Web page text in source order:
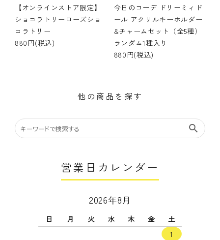
【オンラインストア限定】
ショコラトリーローズショ
コラトリー
880円(税込)
今日のコーデ ドリーミィド
ール アクリルキーホルダー
&チャームセット（全5種）
ランダム1種入り
880円(税込)
他の商品を探す
search
営業日カレンダー
2026年8月
日 月 火 水 木 金
土
1